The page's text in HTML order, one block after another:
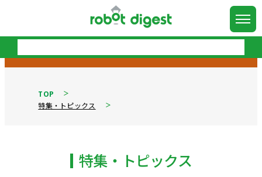
TOP
特集・トピックス
特集・トピックス